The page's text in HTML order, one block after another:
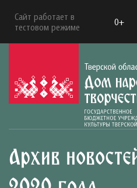
Сайт работает в
тестовом режиме
0+
Архив